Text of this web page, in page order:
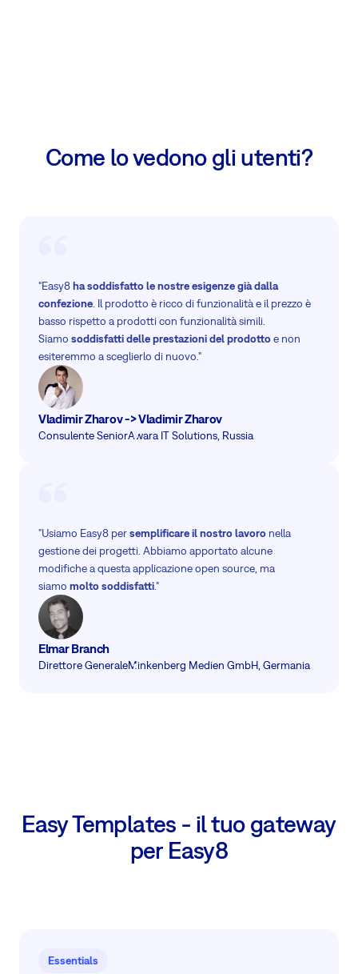
Come lo vedono gli utenti?
Vladimir Zharov -> Vladimir Zharov
Consulente SeniorAwara IT Solutions, Russia
"Easy8ha soddisfatto le nostre esigenze già dalla
confezione . Il prodotto è ricco di funzionalità e il prezzo è
basso rispetto a prodotti con funzionalità simili.
Siamo soddisfatti delle prestazioni del prodottoe non
esiteremmo a sceglierlo di nuovo."
Elmar Branch
Direttore GeneraleMinkenberg Medien GmbH, Germania
"Usiamo Easy8 persemplificare il nostro lavoro nella
gestione dei progetti. Abbiamo apportato alcune
modifiche a questa applicazione open source, ma
siamo molto soddisfatti."
Easy Templates - il tuo gateway
per Easy8
Essentials